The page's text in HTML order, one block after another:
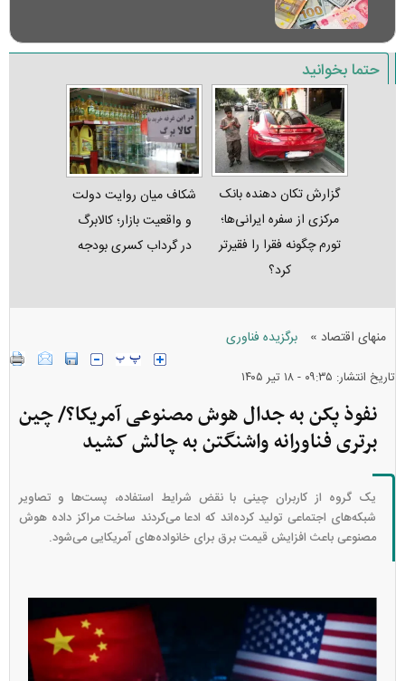
حتما بخوانید
گزارش تکان‌ دهنده بانک
مرکزی از سفره ایرانی‌ها؛
تورم چگونه فقرا را فقیرتر
کرد؟
شکاف میان روایت دولت
و واقعیت بازار؛ کالابرگ
در گرداب کسری بودجه
منهای اقتصاد » برگزیده فناوری
تاریخ انتشار: ۰۹:۳۵ - ۱۸ تير ۱۴۰۵
نفوذ پکن به جدال هوش مصنوعی آمریکا؟/ چین
برتری فناورانه واشنگتن به چالش کشید
یک گروه از کاربران چینی با نقض شرایط استفاده، پست‌ها و تصاویر
شبکه‌های اجتماعی تولید کرده‌اند که ادعا می‌کردند ساخت مراکز داده هوش
مصنوعی باعث افزایش قیمت برق برای خانواده‌های آمریکایی می‌شود.